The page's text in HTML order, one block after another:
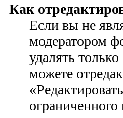
Как
Если вы не
модератором
удалять
можете